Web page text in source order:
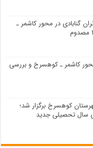
گنابادی در محور کاشمر ـ
کاشمر ـ کوهسرخ و بررسی
کوهسرخ برگزار شد؛
سال تحصیلی جدید